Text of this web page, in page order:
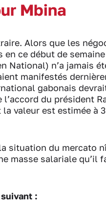
Mbina
Alors que les
ce début de
n’a jamais
manifestés
gabonais
du président
valeur est estimée à
situation du mercato
masse salariale qu’il
: